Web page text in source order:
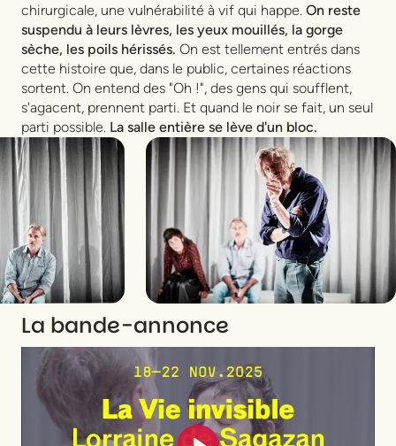
chirurgicale, une vulnérabilité à vif qui happe. On reste
suspendu à leurs lèvres, les yeux mouillés, la gorge
sèche, les poils hérissés. On est tellement entrés dans
cette histoire que, dans le public, certaines réactions
sortent. On entend des "Oh !", des gens qui soufflent,
s'agacent, prennent parti. Et quand le noir se fait, un seul
parti possible. La salle entière se lève d'un bloc.
La bande-annonce